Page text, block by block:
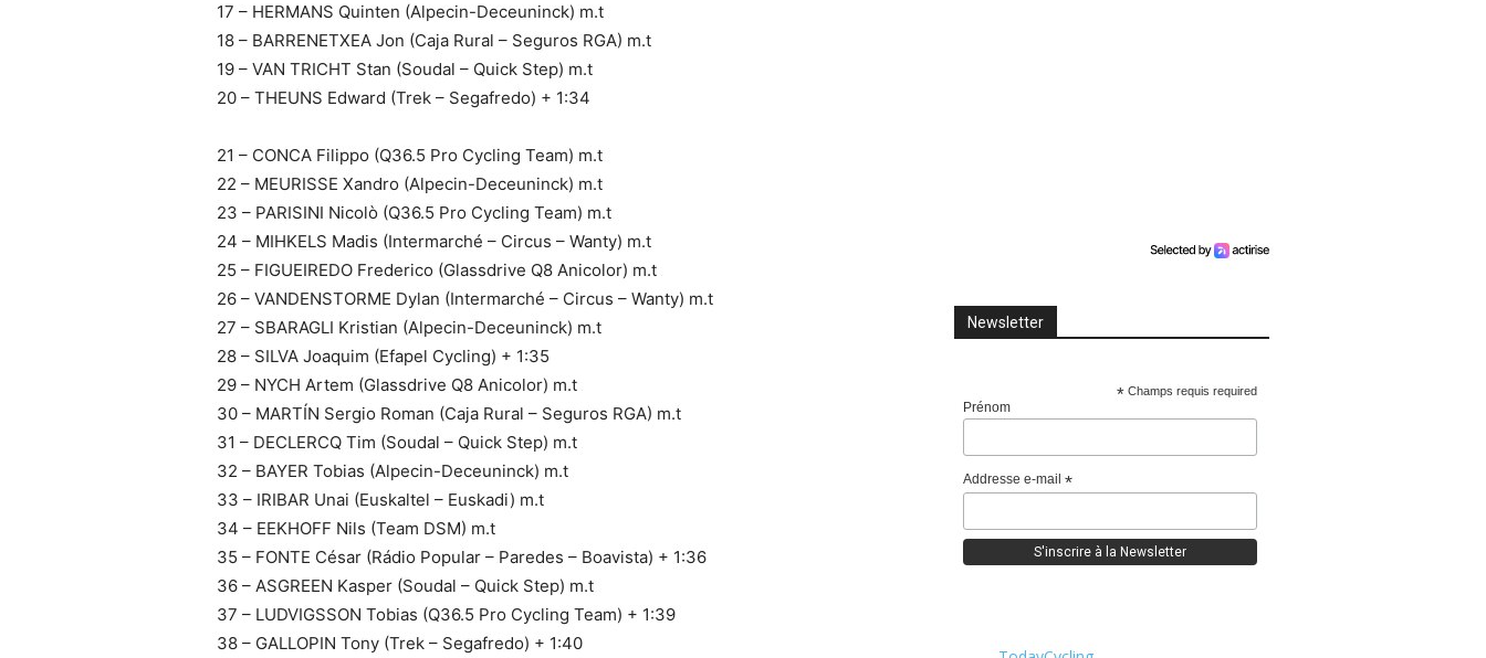
17 – HERMANS Quinten (Alpecin-Deceuninck) m.t
18 – BARRENETXEA Jon (Caja Rural – Seguros RGA) m.t
19 – VAN TRICHT Stan (Soudal – Quick Step) m.t
20 – THEUNS Edward (Trek – Segafredo) + 1:34
21 – CONCA Filippo (Q36.5 Pro Cycling Team) m.t
22 – MEURISSE Xandro (Alpecin-Deceuninck) m.t
23 – PARISINI Nicolò (Q36.5 Pro Cycling Team) m.t
24 – MIHKELS Madis (Intermarché – Circus – Wanty) m.t
25 – FIGUEIREDO Frederico (Glassdrive Q8 Anicolor) m.t
26 – VANDENSTORME Dylan (Intermarché – Circus – Wanty) m.t
27 – SBARAGLI Kristian (Alpecin-Deceuninck) m.t
28 – SILVA Joaquim (Efapel Cycling) + 1:35
29 – NYCH Artem (Glassdrive Q8 Anicolor) m.t
30 – MARTÍN Sergio Roman (Caja Rural – Seguros RGA) m.t
31 – DECLERCQ Tim (Soudal – Quick Step) m.t
32 – BAYER Tobias (Alpecin-Deceuninck) m.t
33 – IRIBAR Unai (Euskaltel – Euskadi) m.t
34 – EEKHOFF Nils (Team DSM) m.t
35 – FONTE César (Rádio Popular – Paredes – Boavista) + 1:36
36 – ASGREEN Kasper (Soudal – Quick Step) m.t
37 – LUDVIGSSON Tobias (Q36.5 Pro Cycling Team) + 1:39
38 – GALLOPIN Tony (Trek – Segafredo) + 1:40
Newsletter
*Champs requis required
Prénom
Addresse e-mail*